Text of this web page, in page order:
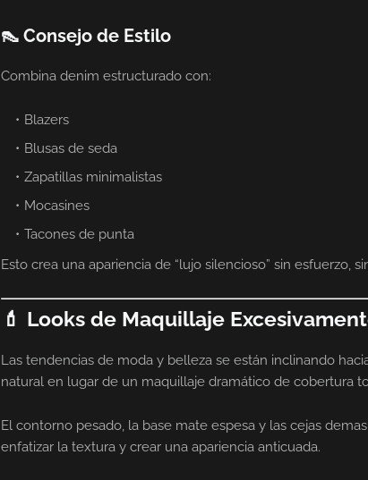
👠 Consejo de Estilo
Combina denim estructurado con:
Blazers
Blusas de seda
Zapatillas minimalistas
Mocasines
Tacones de punta
Esto crea una apariencia de “lujo silencioso” sin esfuerzo,
💄 Looks de Maquillaje
Las tendencias de moda y belleza se están inclinando
natural en lugar de un maquillaje dramático de cobertura
El contorno pesado, la base mate espesa y las cejas
enfatizar la textura y crear una apariencia anticuada.